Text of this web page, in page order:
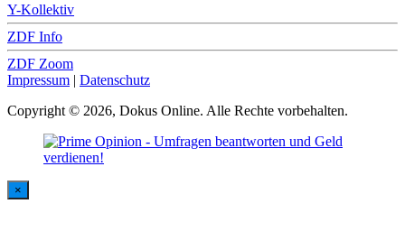
Y-Kollektiv
ZDF Info
ZDF Zoom
Impressum | Datenschutz
Copyright © 2026, Dokus Online. Alle Rechte vorbehalten.
×